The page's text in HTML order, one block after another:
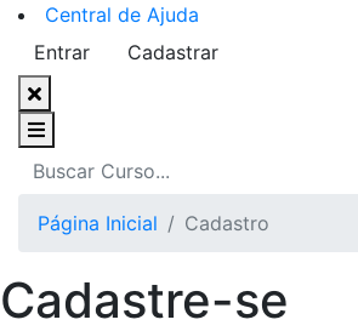
Central de Ajuda
Entrar
Cadastrar
Página Inicial Cadastro
Cadastre-se